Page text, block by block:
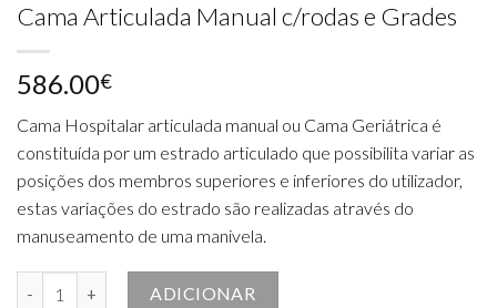
Cama Articulada Manual c/rodas e Grades
586.00€
Cama Hospitalar articulada manual ou Cama Geriátrica é
constituída por um estrado articulado que possibilita variar as
posições dos membros superiores e inferiores do utilizador,
estas variações do estrado são realizadas através do
manuseamento de uma manivela.
Quantidade de Cama Articulada Manual c/rodas e Grades
ADICIONAR